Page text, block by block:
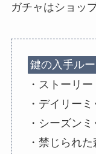
ガチャはショッ
鍵の入手ルー
・ストーリー
・デイリー
・シーズン
・禁じられた